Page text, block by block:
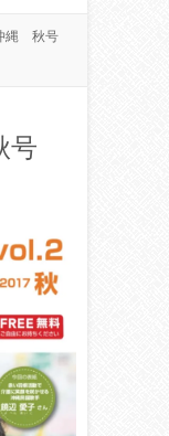
縄 秋号
号